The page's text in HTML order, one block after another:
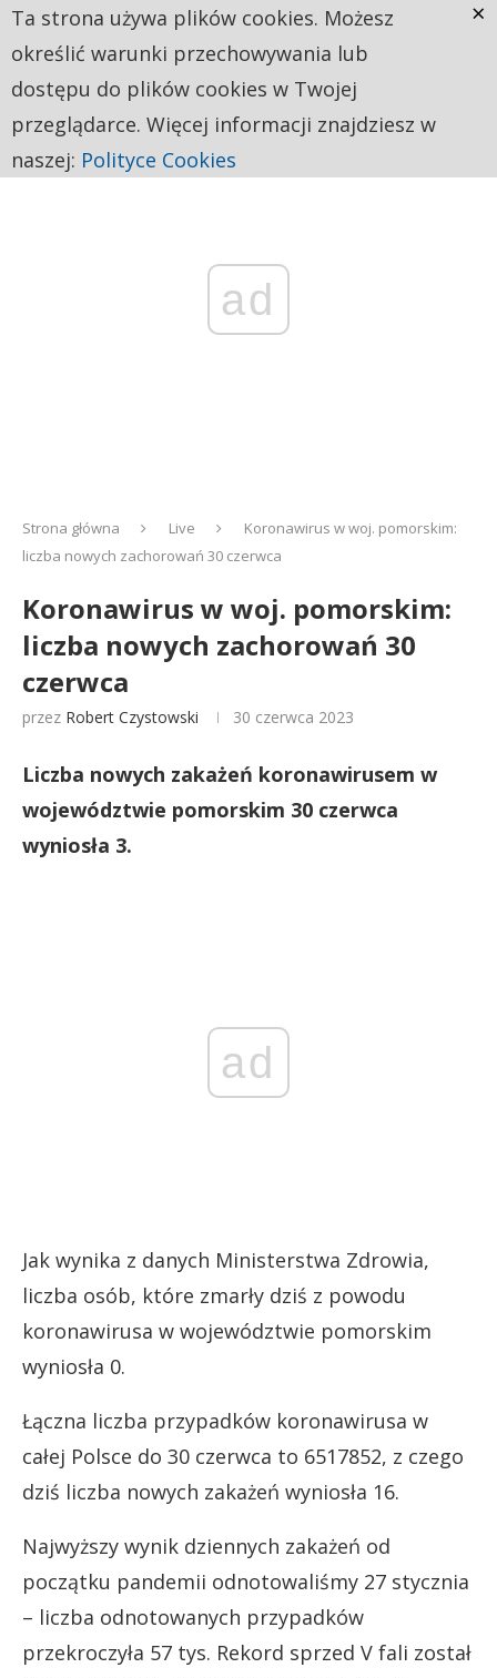
ad
Strona główna Live
Koronawirus w woj. pomorskim:
liczba nowych zachorowań 30 czerwca
Koronawirus w woj. pomorskim:
liczba nowych zachorowań 30
czerwca
przez Robert Czystowski 30 czerwca 2023
Liczba nowych zakażeń koronawirusem w
województwie pomorskim 30 czerwca
wyniosła 3.
ad
Jak wynika z danych Ministerstwa Zdrowia,
liczba osób, które zmarły dziś z powodu
koronawirusa w województwie pomorskim
wyniosła 0.
Łączna liczba przypadków koronawirusa w
całej Polsce do 30 czerwca to 6517852, z czego
dziś liczba nowych zakażeń wyniosła 16.
Najwyższy wynik dziennych zakażeń od
początku pandemii odnotowaliśmy 27 stycznia
– liczba odnotowanych przypadków
przekroczyła 57 tys. Rekord sprzed V fali został
Ta strona używa plików cookies. Możesz
określić warunki przechowywania lub
dostępu do plików cookies w Twojej
przeglądarce. Więcej informacji znajdziesz w
naszej: Polityce Cookies
×